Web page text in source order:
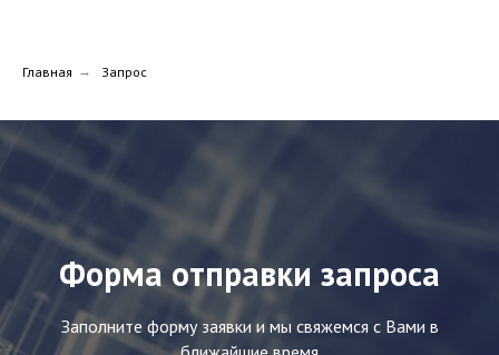
Главная → Запрос
Форма отправки запроса
Заполните форму заявки и мы свяжемся с Вами в